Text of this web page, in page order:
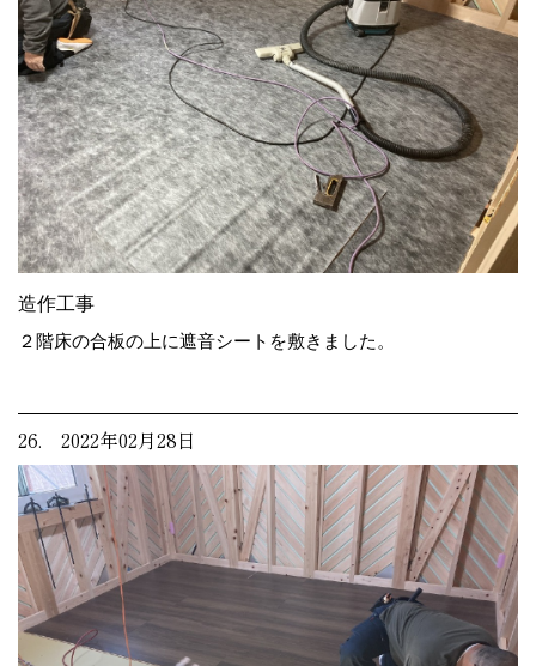
造作工事
２階床の合板の上に遮音シートを敷きました。
26. 2022年02月28日